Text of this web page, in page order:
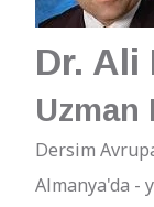
Dr. Ali
Uzman
Dersim
Almanya'da -